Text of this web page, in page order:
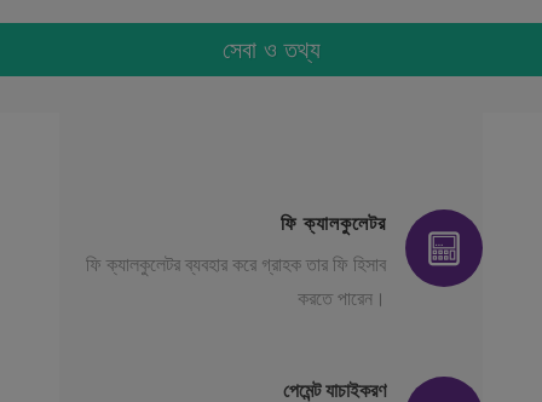
সেবা ও তথ্য
ফি ক্যালকুলেটর
ফি ক্যালকুলেটর ব্যবহার করে গ্রাহক তার ফি হিসাব
করতে পারেন।
পেমেন্ট যাচাইকরণ